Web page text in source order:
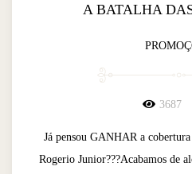
A BATALHA
3687
Já pensou GANHAR a
Rogerio Junior???Acabamos de